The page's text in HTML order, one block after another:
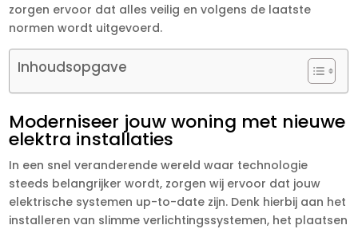
zorgen ervoor dat alles veilig en volgens de laatste
normen wordt uitgevoerd.
Inhoudsopgave
Moderniseer jouw woning met nieuwe
elektra installaties
In een snel veranderende wereld waar technologie
steeds belangrijker wordt, zorgen wij ervoor dat jouw
elektrische systemen up-to-date zijn. Denk hierbij aan het
installeren van slimme verlichtingssystemen, het plaatsen